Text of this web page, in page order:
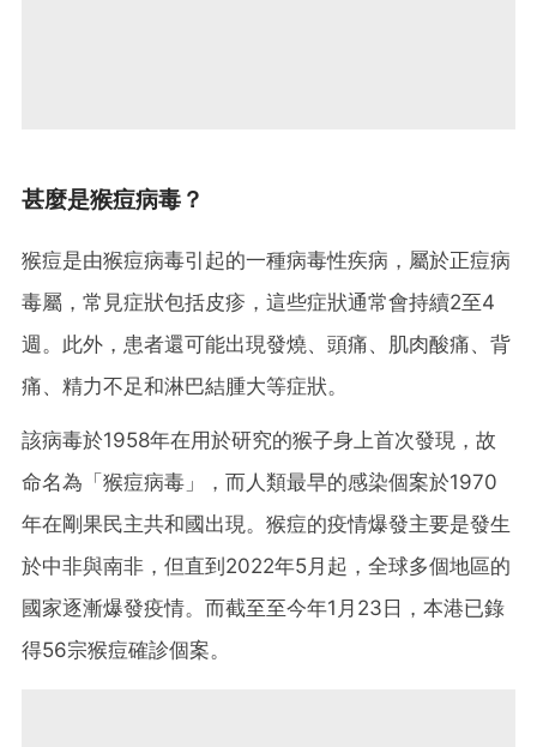
甚麼是猴痘病毒？
猴痘是由猴痘病毒引起的一種病毒性疾病，屬於正痘病
毒屬，常見症狀包括皮疹，這些症狀通常會持續2至4
週。此外，患者還可能出現發燒、頭痛、肌肉酸痛、背
痛、精力不足和淋巴結腫大等症狀。
該病毒於1958年在用於研究的猴子身上首次發現，故
命名為「猴痘病毒」，而人類最早的感染個案於1970
年在剛果民主共和國出現。猴痘的疫情爆發主要是發生
於中非與南非，但直到2022年5月起，全球多個地區的
國家逐漸爆發疫情。而截至至今年1月23日，本港已錄
得56宗猴痘確診個案。